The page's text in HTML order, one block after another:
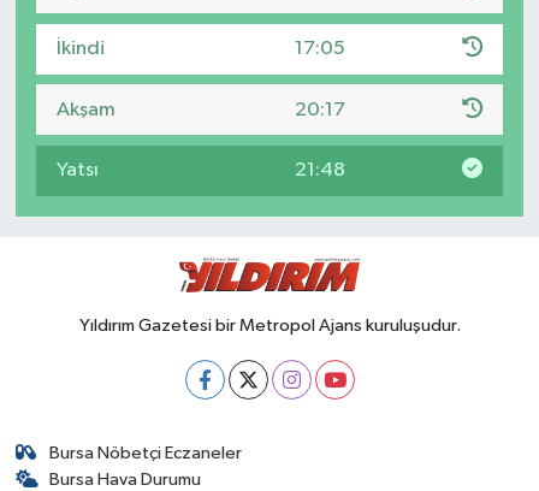
İkindi 17:05
Akşam 20:17
Yatsı 21:48
Yıldırım Gazetesi bir Metropol Ajans kuruluşudur.
Bursa Nöbetçi Eczaneler
Bursa Hava Durumu